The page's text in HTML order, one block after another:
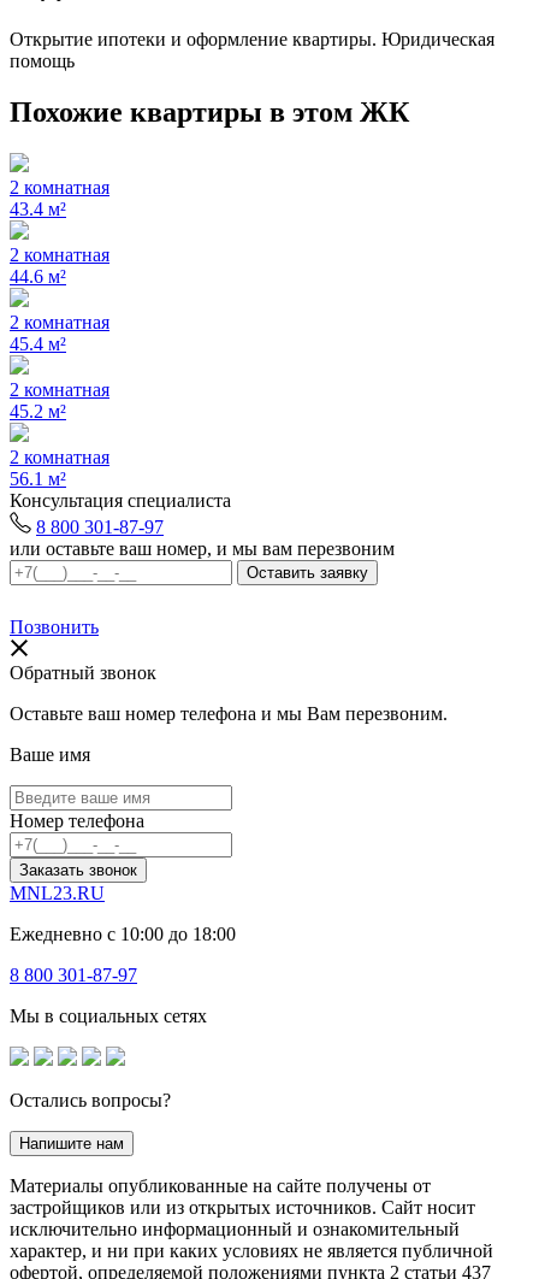
Открытие ипотеки и оформление квартиры. Юридическая
помощь
Похожие квартиры в этом ЖК
2 комнатная
43.4 м²
2 комнатная
44.6 м²
2 комнатная
45.4 м²
2 комнатная
45.2 м²
2 комнатная
56.1 м²
Консультация специалиста
8 800 301-87-97
или оставьте ваш номер, и мы вам перезвоним
Позвонить
Обратный звонок
Оставьте ваш номер телефона и мы Вам перезвоним.
Ваше имя
Номер телефона
Заказать звонок
MNL23.RU
Ежедневно с 10:00 до 18:00
8 800 301-87-97
Мы в социальных сетях
Остались вопросы?
Напишите нам
Материалы опубликованные на сайте получены от
застройщиков или из открытых источников. Сайт носит
исключительно информационный и ознакомительный
характер, и ни при каких условиях не является публичной
офертой, определяемой положениями пункта 2 статьи 437